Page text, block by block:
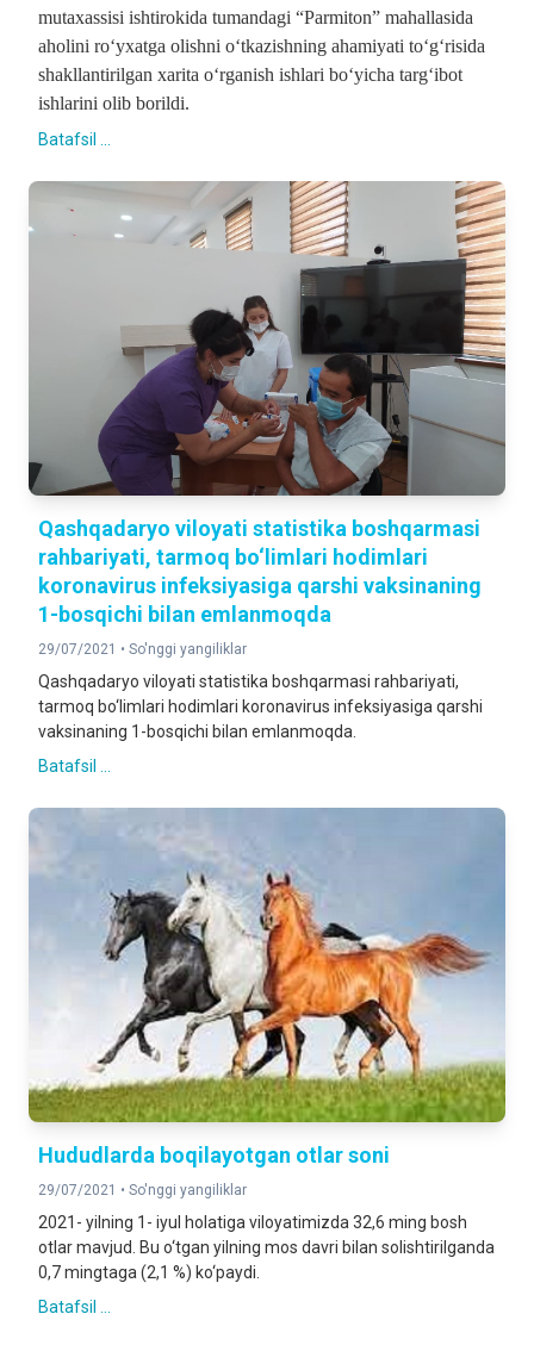
mutaxassisi ishtirokida tumandagi “Parmiton” mahallasida
aholini ro‘yxatga olishni o‘tkazishning ahamiyati to‘g‘risida
shakllantirilgan xarita o‘rganish ishlari bo‘yicha targ‘ibot
ishlarini olib borildi.
Batafsil ...
Qashqadaryo viloyati statistika boshqarmasi
rahbariyati, tarmoq bo‘limlari hodimlari
koronavirus infeksiyasiga qarshi vaksinaning
1-bosqichi bilan emlanmoqda
29/07/2021 • So'nggi yangiliklar
Qashqadaryo viloyati statistika boshqarmasi rahbariyati,
tarmoq bo‘limlari hodimlari koronavirus infeksiyasiga qarshi
vaksinaning 1-bosqichi bilan emlanmoqda.
Batafsil ...
Hududlarda boqilayotgan otlar soni
29/07/2021 • So'nggi yangiliklar
2021- yilning 1- iyul holatiga viloyatimizda 32,6 ming bosh
otlar mavjud. Bu o‘tgan yilning mos davri bilan solishtirilganda
0,7 mingtaga (2,1 %) ko‘paydi.
Batafsil ...